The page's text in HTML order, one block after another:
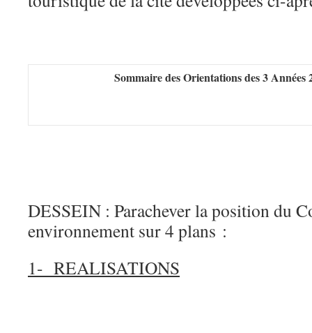
Sommaire des Orientations des 3 Années
DESSEIN : Parachever la position du
environnement sur 4 plans :
1- REALISATIONS